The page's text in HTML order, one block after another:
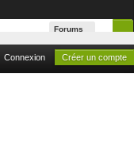
Forums
Connexion Créer un compte